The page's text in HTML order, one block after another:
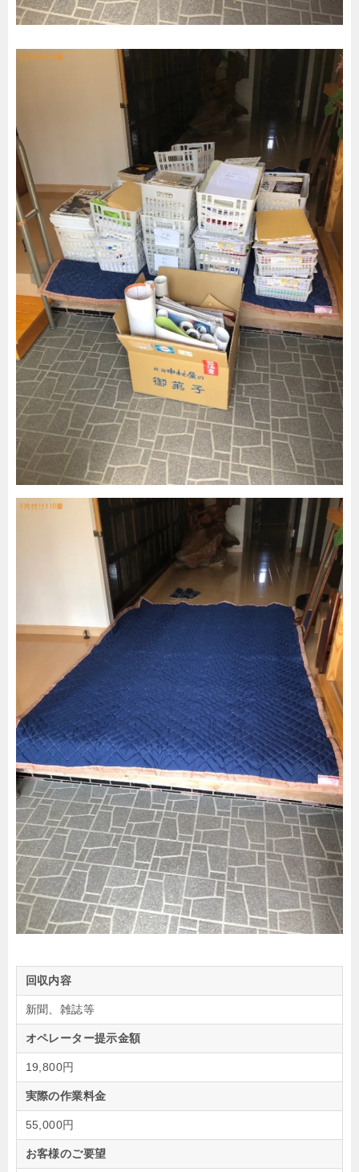
回収内容
新聞、雑誌等
オペレーター提示金額
19,800円
実際の作業料金
55,000円
お客様のご要望